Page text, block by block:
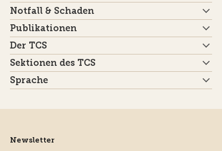
Notfall & Schaden
Publikationen
Der TCS
Sektionen des TCS
Sprache
Newsletter